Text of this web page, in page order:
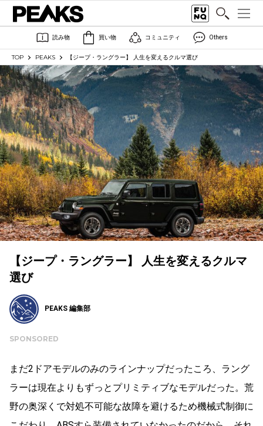
読み物 買い物 コミュニティ Others
TOP PEAKS 【ジープ・ラングラー】 人生を変えるクルマ選び
【ジープ・ラングラー】 人生を変えるクルマ
選び
PEAKS 編集部
SPONSORED
まだ2ドアモデルのみのラインナップだったころ、ラング
ラーは現在よりもずっとプリミティブなモデルだった。荒
野の奥深くで対処不可能な故障を避けるため機械式制御に